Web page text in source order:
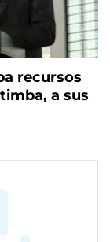
recursos
a sus